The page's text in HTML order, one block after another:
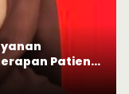
Patient